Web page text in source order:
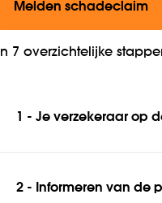
Melden schadeclaim
In 7 overzichtelijke
1 - Je verzekeraar op
2 - Informeren van de